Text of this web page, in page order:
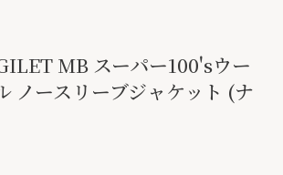
MB スーパー100'sウー
ノースリーブジャケット (ナ